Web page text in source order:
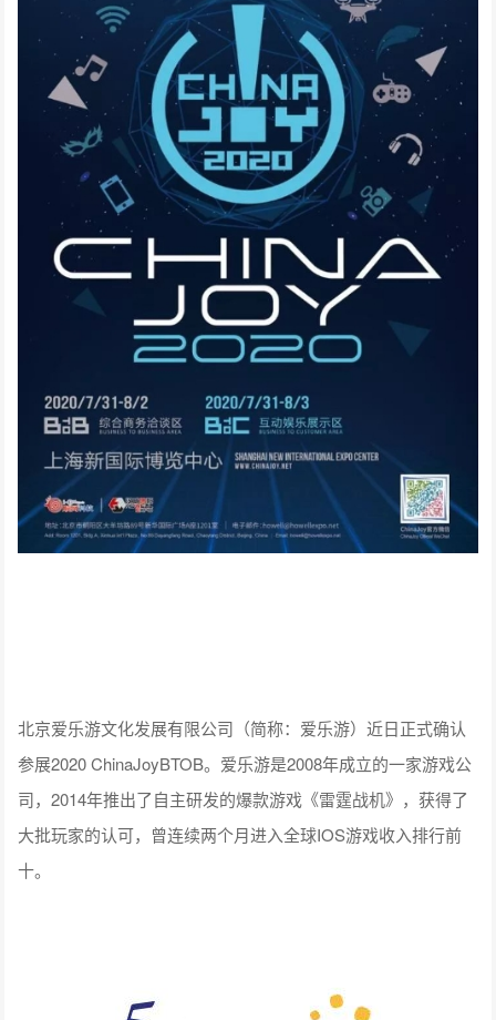
北京爱乐游文化发展有限公司（简称：爱乐游）近日正式确认
参展2020 ChinaJoyBTOB。爱乐游是2008年成立的一家游戏公
司，2014年推出了自主研发的爆款游戏《雷霆战机》，获得了
大批玩家的认可，曾连续两个月进入全球IOS游戏收入排行前
十。